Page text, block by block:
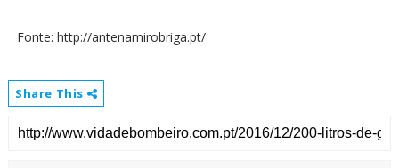
Fonte: http://antenamirobriga.pt/
Share This